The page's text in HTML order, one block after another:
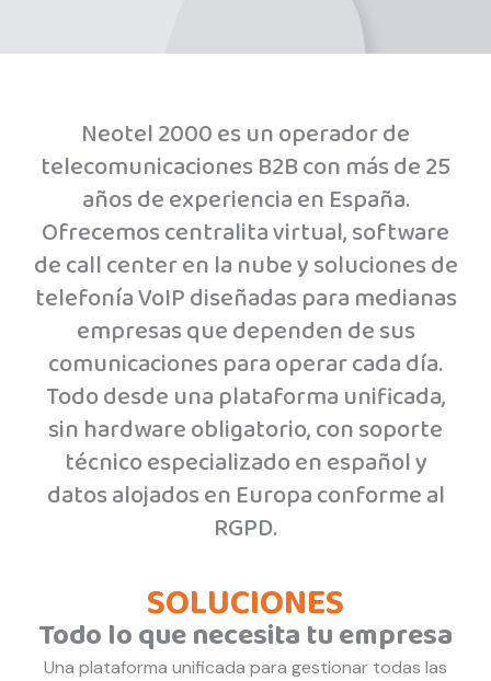
Neotel 2000 es un operador de
telecomunicaciones B2B con más de 25
años de experiencia en España.
Ofrecemos centralita virtual, software
de call center en la nube y soluciones de
telefonía VoIP diseñadas para medianas
empresas que dependen de sus
comunicaciones para operar cada día.
Todo desde una plataforma unificada,
sin hardware obligatorio, con soporte
técnico especializado en español y
datos alojados en Europa conforme al
RGPD.
SOLUCIONES
Todo lo que necesita tu empresa
Una plataforma unificada para gestionar todas las